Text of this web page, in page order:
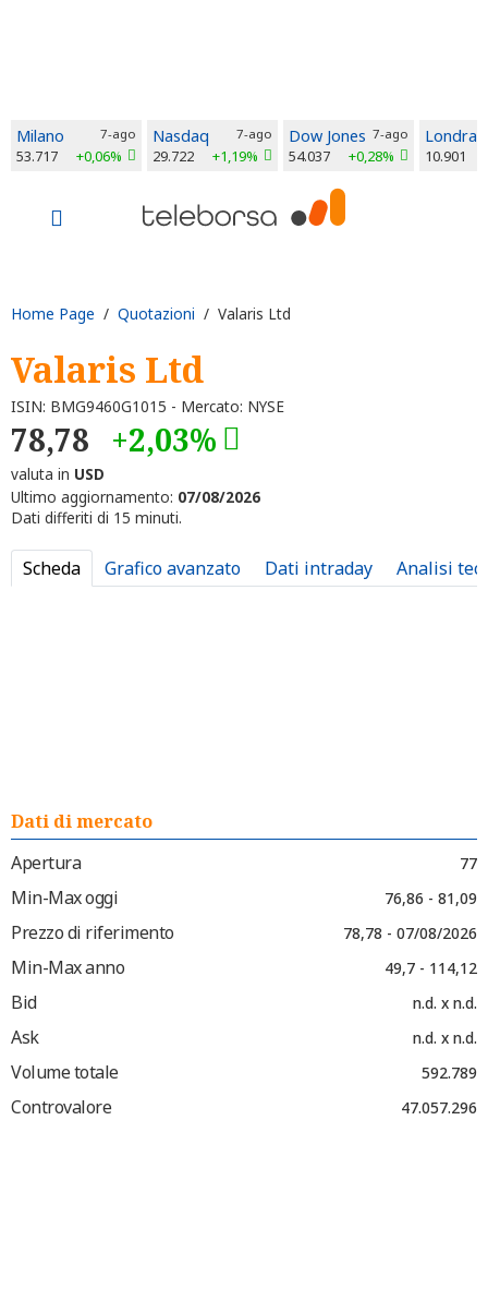
Milano 7-ago
53.717 +0,06%
Nasdaq 7-ago
29.722 +1,19%
Dow Jones 7-ago
54.037 +0,28%
Londra
10.901
Home Page / Quotazioni / Valaris Ltd
Valaris Ltd
ISIN: BMG9460G1015 - Mercato: NYSE
78,78 +2,03%
valuta in USD
Ultimo aggiornamento: 07/08/2026
Dati differiti di 15 minuti.
Scheda Grafico avanzato Dati intraday Analisi
Dati di mercato
Apertura
77
Min-Max oggi 76,86 - 81,09
Prezzo di riferimento 78,78 - 07/08/2026
Min-Max anno 49,7 - 114,12
Bid n.d. x n.d.
Ask n.d. x n.d.
Volume totale 592.789
Controvalore 47.057.296